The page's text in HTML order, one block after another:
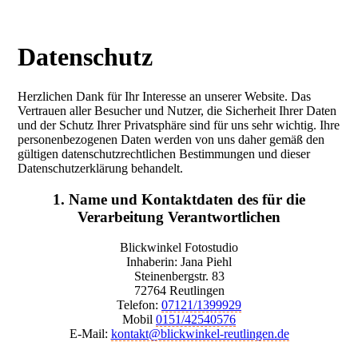
Datenschutz
Herzlichen Dank für Ihr Interesse an unserer Website. Das
Vertrauen aller Besucher und Nutzer, die Sicherheit Ihrer Daten
und der Schutz Ihrer Privatsphäre sind für uns sehr wichtig. Ihre
personenbezogenen Daten werden von uns daher gemäß den
gültigen datenschutzrechtlichen Bestimmungen und dieser
Datenschutzerklärung behandelt.
1. Name und Kontaktdaten des für die
Verarbeitung Verantwortlichen
Blickwinkel Fotostudio
Inhaberin: Jana Piehl
Steinenbergstr. 83
72764 Reutlingen
Telefon: 07121/1399929
Mobil 0151/42540576
E-Mail: kontakt@blickwinkel-reutlingen.de